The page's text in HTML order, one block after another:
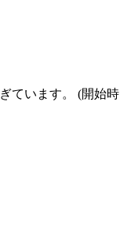
ています。 (開始時